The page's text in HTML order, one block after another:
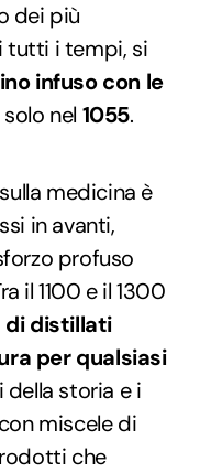
dei più
i tempi, si
infuso con le
nel 1055.
medicina è
in avanti,
profuso
il 1100 e il 1300
di distillati
per qualsiasi
storia e i
miscele di
che